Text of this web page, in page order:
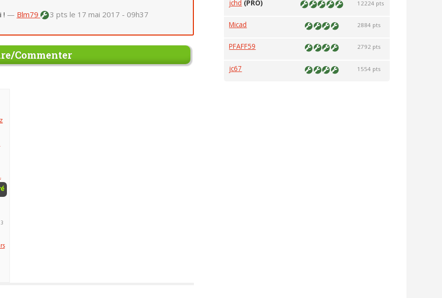
! — Blm79 3 pts le 17 mai 2017 - 09h37
Commenter
jchd (PRO) 12224 pts
Micad 2884 pts
PFAFF59 2792 pts
jc67 1554 pts